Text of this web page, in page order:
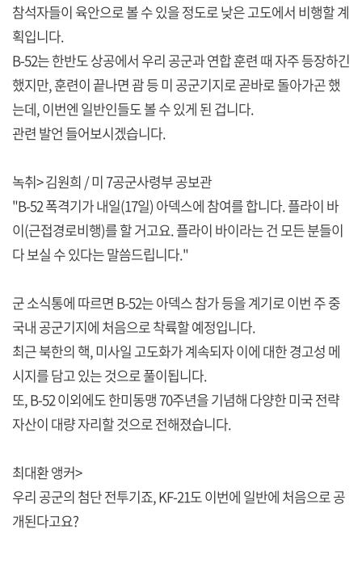
참석자들이 육안으로 볼 수 있을 정도로 낮은 고도에서 비행할 계
획입니다.
B-52는 한반도 상공에서 우리 공군과 연합 훈련 때 자주 등장하긴
했지만, 훈련이 끝나면 괌 등 미 공군기지로 곧바로 돌아가곤 했
는데, 이번엔 일반인들도 볼 수 있게 된 겁니다.
관련 발언 들어보시겠습니다.
녹취> 김원희 / 미 7공군사령부 공보관
"B-52 폭격기가 내일(17일) 아덱스에 참여를 합니다. 플라이 바
이(근접경로비행)를 할 거고요. 플라이 바이라는 건 모든 분들이
다 보실 수 있다는 말씀드립니다."
군 소식통에 따르면 B-52는 아덱스 참가 등을 계기로 이번 주 중
국내 공군기지에 처음으로 착륙할 예정입니다.
최근 북한의 핵, 미사일 고도화가 계속되자 이에 대한 경고성 메
시지를 담고 있는 것으로 풀이됩니다.
또, B-52 이외에도 한미동맹 70주년을 기념해 다양한 미국 전략
자산이 대량 자리할 것으로 전해졌습니다.
최대환 앵커>
우리 공군의 첨단 전투기죠, KF-21도 이번에 일반에 처음으로 공
개된다고요?